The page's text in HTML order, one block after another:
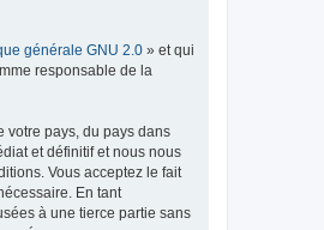
générale GNU 2.0 » et qui
responsable de la
votre pays, du pays dans
et définitif et nous nous
Vous acceptez le fait
En tant
à une tierce partie sans